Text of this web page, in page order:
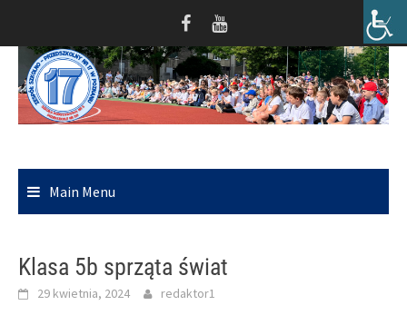
content
Main Menu
Klasa 5b sprząta świat
29 kwietnia, 2024 redaktor1